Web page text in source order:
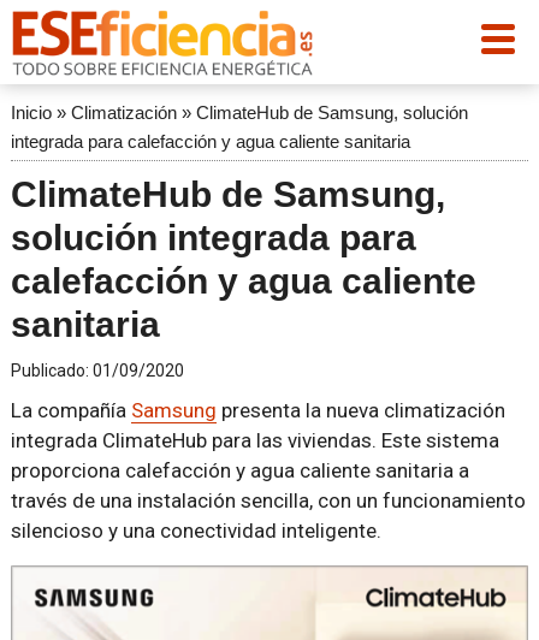
Inicio» Climatización» ClimateHub de Samsung, solución
integrada para calefacción y agua caliente sanitaria
ClimateHub de Samsung,
solución integrada para
calefacción y agua caliente
sanitaria
Publicado: 01/09/2020
La compañía Samsung presenta la nueva climatización
integrada ClimateHub para las viviendas. Este sistema
proporciona calefacción y agua caliente sanitaria a
través de una instalación sencilla, con un funcionamiento
silencioso y una conectividad inteligente.